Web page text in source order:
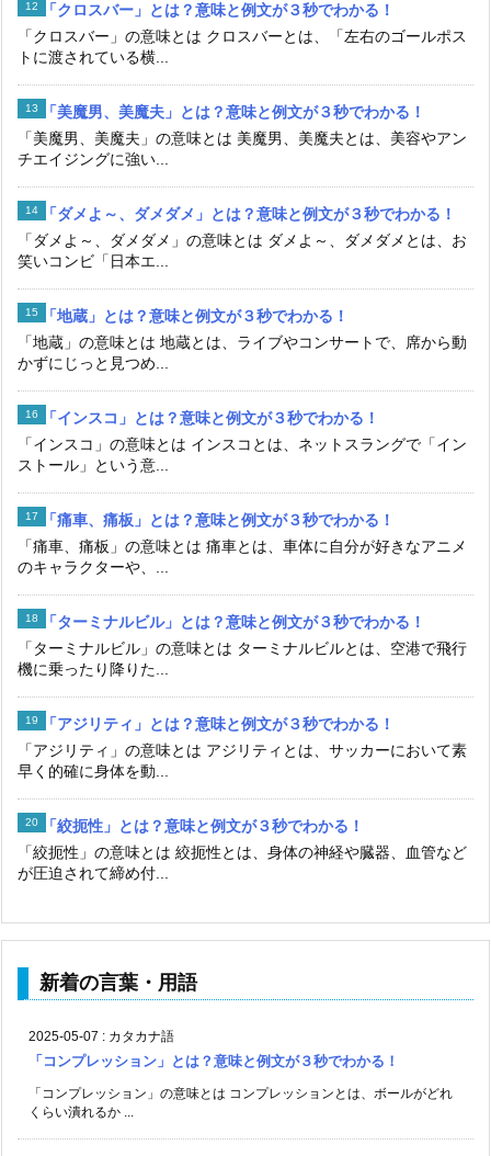
「クロスバー」とは？意味と例文が３秒でわかる！
「クロスバー」の意味とは クロスバーとは、「左右のゴールポス
トに渡されている横...
「美魔男、美魔夫」とは？意味と例文が３秒でわかる！
「美魔男、美魔夫」の意味とは 美魔男、美魔夫とは、美容やアン
チエイジングに強い...
「ダメよ～、ダメダメ」とは？意味と例文が３秒でわかる！
「ダメよ～、ダメダメ」の意味とは ダメよ～、ダメダメとは、お
笑いコンビ「日本エ...
「地蔵」とは？意味と例文が３秒でわかる！
「地蔵」の意味とは 地蔵とは、ライブやコンサートで、席から動
かずにじっと見つめ...
「インスコ」とは？意味と例文が３秒でわかる！
「インスコ」の意味とは インスコとは、ネットスラングで「イン
ストール」という意...
「痛車、痛板」とは？意味と例文が３秒でわかる！
「痛車、痛板」の意味とは 痛車とは、車体に自分が好きなアニメ
のキャラクターや、...
「ターミナルビル」とは？意味と例文が３秒でわかる！
「ターミナルビル」の意味とは ターミナルビルとは、空港で飛行
機に乗ったり降りた...
「アジリティ」とは？意味と例文が３秒でわかる！
「アジリティ」の意味とは アジリティとは、サッカーにおいて素
早く的確に身体を動...
「絞扼性」とは？意味と例文が３秒でわかる！
「絞扼性」の意味とは 絞扼性とは、身体の神経や臓器、血管など
が圧迫されて締め付...
新着の言葉・用語
2025-05-07 : カタカナ語
「コンプレッション」とは？意味と例文が３秒でわかる！
「コンプレッション」の意味とは コンプレッションとは、ボールがどれ
くらい潰れるか ...